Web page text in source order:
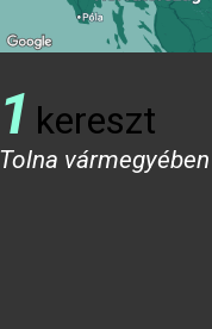
1 kereszt
Tolna vármegyében